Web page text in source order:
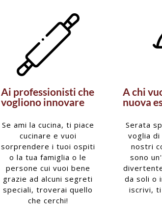
Ai professionisti che
vogliono innovare
Se ami la cucina, ti piace
cucinare e vuoi
sorprendere i tuoi ospiti
o la tua famiglia o le
persone cui vuoi bene
grazie ad alcuni segreti
speciali, troverai quello
che cerchi!
A chi
nuova
Serata
voglia di
nostri
sono
da soli o
iscrivi,